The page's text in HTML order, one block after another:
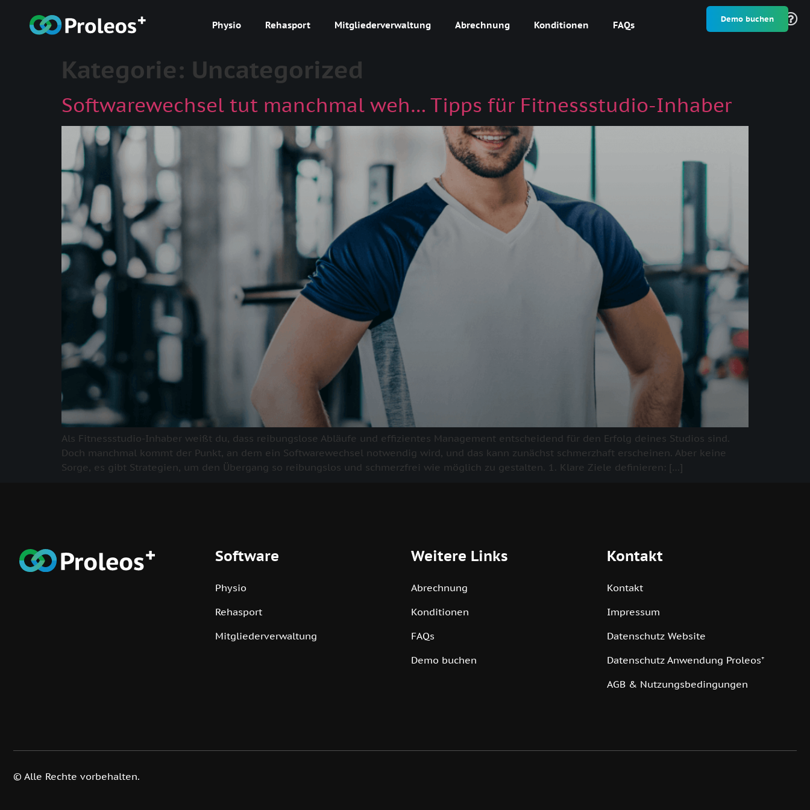
Physio Rehasport Mitgliederverwaltung Abrechnung Konditionen FAQs Demo buchen
Kategorie: Uncategorized
Softwarewechsel tut manchmal weh… Tipps für Fitnessstudio-Inhaber
Als Fitnessstudio-Inhaber weißt du, dass reibungslose Abläufe und effizientes Management entscheidend für den Erfolg deines Studios sind.
Doch manchmal kommt der Punkt, an dem ein Softwarewechsel notwendig wird, und das kann zunächst schmerzhaft erscheinen. Aber keine
Sorge, es gibt Strategien, um den Übergang so reibungslos und schmerzfrei wie möglich zu gestalten. 1. Klare Ziele definieren: […]
Software
Physio
Rehasport
Mitgliederverwaltung
Weitere Links
Abrechnung
Konditionen
FAQs
Demo buchen
Kontakt
Kontakt
Impressum
Datenschutz Website
Datenschutz Anwendung Proleos⁺
AGB & Nutzungsbedingungen
© Alle Rechte vorbehalten.